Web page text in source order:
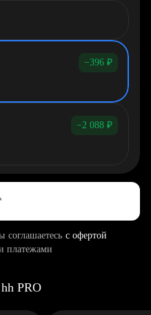
−396 ₽
−2 088 ₽
с офертой
платежами
PRO